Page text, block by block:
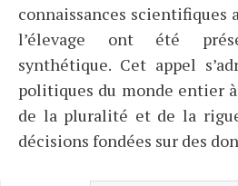
connaissances scientifiques
l’élevage ont été
synthétique. Cet appel
politiques du monde entier à
de la pluralité et de la
décisions fondées sur des